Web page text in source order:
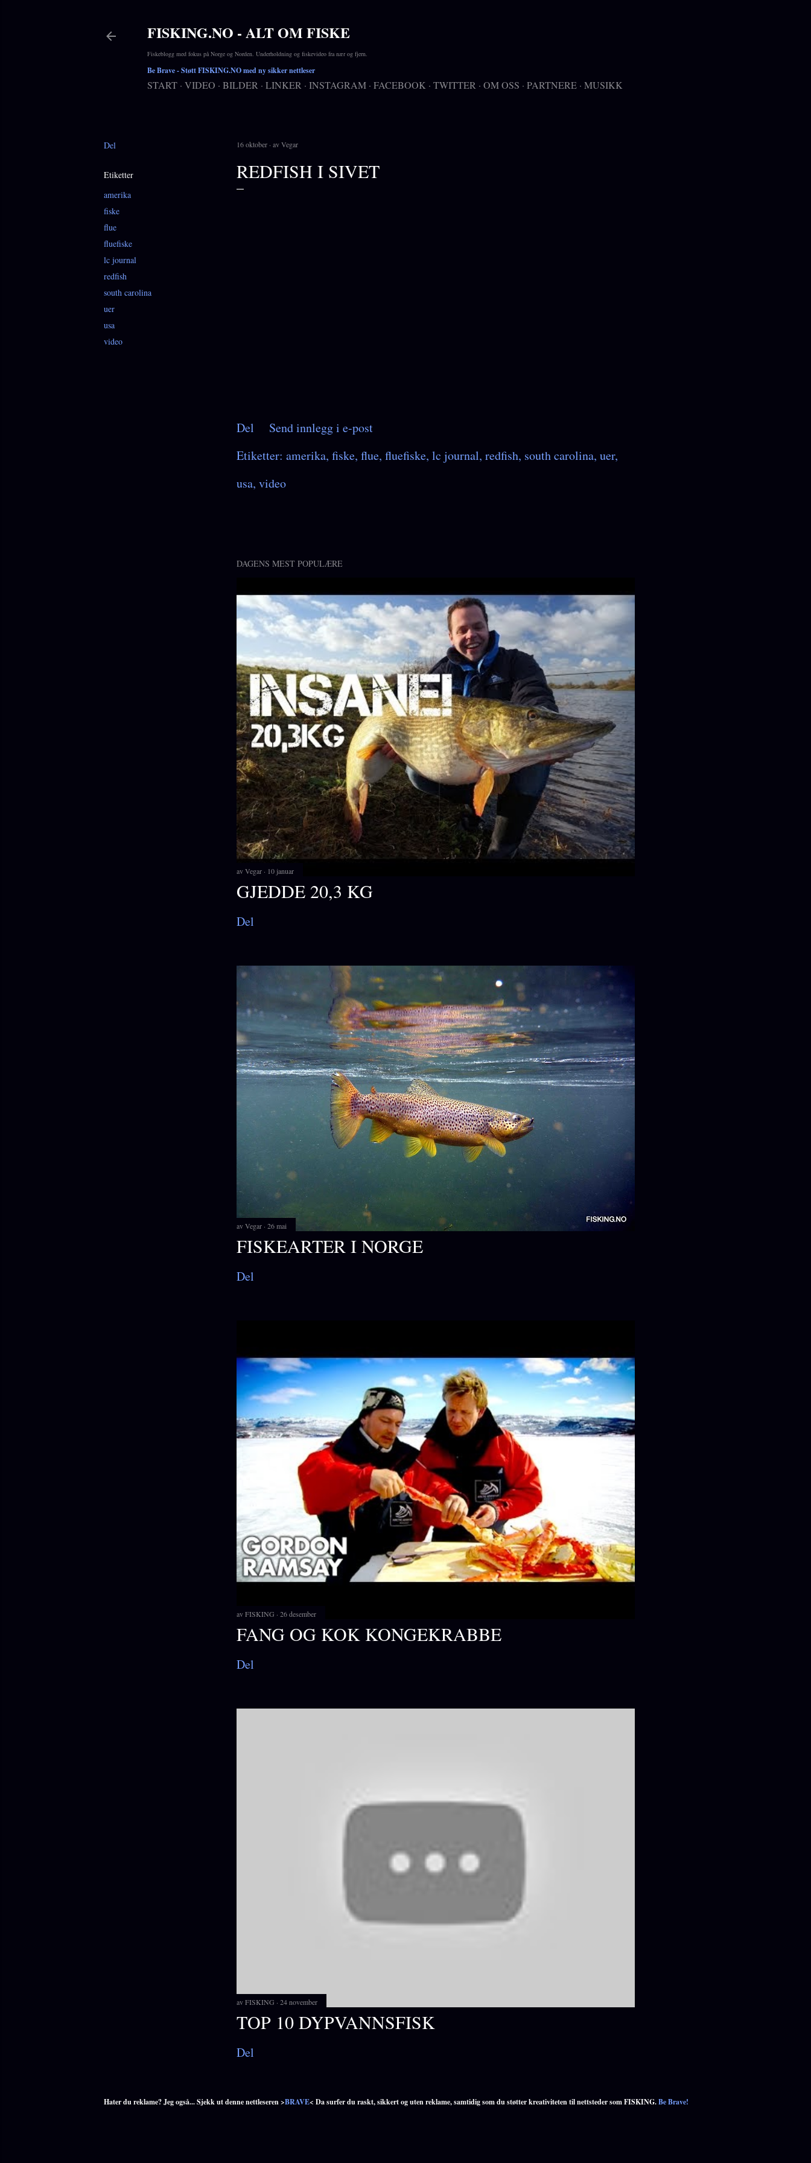
FISKING.NO - ALT OM FISKE
Fiskeblogg med fokus på Norge og Norden. Underholdning og fiskevideo fra nær og fjern.
Be Brave- Støtt FISKING.NO med ny sikker nettleser
START VIDEO BILDER LINKER INSTAGRAM FACEBOOK TWITTER OM OSS PARTNERE MUSIKK
Del
Etiketter
amerika
fiske
flue
fluefiske
lc journal
redfish
south carolina
uer
usa
video
16 oktober avVegar
REDFISH I SIVET
Del
Send innlegg i e-post
Etiketter: amerika fiske flue fluefiske lc journal redfish south carolina uer
usa video
DAGENS MEST POPULÆRE
avVegar 10 januar
GJEDDE 20,3 KG
Del
avVegar 26 mai
FISKEARTER I NORGE
Del
avFISKING 26 desember
FANG OG KOK KONGEKRABBE
Del
avFISKING 24 november
TOP 10 DYPVANNSFISK
Del
Hater du reklame? Jeg også... Sjekk ut denne nettleseren >BRAVE< Da surfer du raskt, sikkert og uten reklame, samtidig som du støtter kreativiteten til nettsteder som FISKING.Be Brave!